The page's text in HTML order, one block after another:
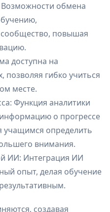
обмена
повышая
доступна на
позволяя гибко учиться
месте.
Функция аналитики
о прогрессе
учащимся определить
внимания.
ИИ: Интеграция ИИ
опыт, делая обучение
создавая